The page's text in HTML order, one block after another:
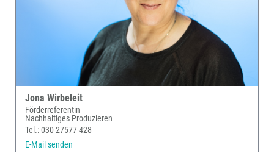
Jona Wirbeleit
Förderreferentin
Nachhaltiges Produzieren
Tel.: 030 27577-428
E-Mail senden